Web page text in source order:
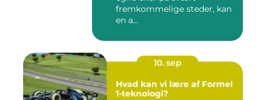
fremkommelige steder, kan
en a...
10. sep
Hvad kan vi lære af Formel
1-teknologi?